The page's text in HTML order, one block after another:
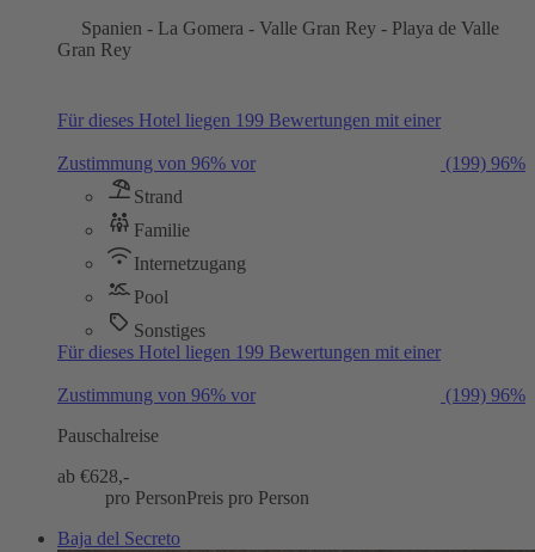
Spanien - La Gomera - Valle Gran Rey - Playa de Valle
Gran Rey
Für dieses Hotel liegen 199 Bewertungen mit einer
Zustimmung von 96% vor (199) 96%
Strand
Familie
Internetzugang
Pool
Sonstiges
Für dieses Hotel liegen 199 Bewertungen mit einer
Zustimmung von 96% vor (199) 96%
Pauschalreise
ab €628,-
pro PersonPreis pro Person
Baja del Secreto